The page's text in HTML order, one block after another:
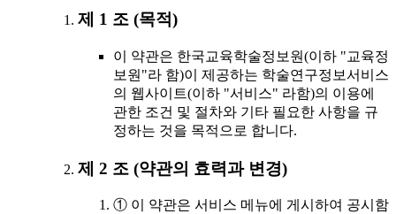
제 1 조 (목적)
이 약관은 한국교육학술정보원(이하 "교육정
보원"라 함)이 제공하는 학술연구정보서비스
의 웹사이트(이하 "서비스" 라함)의 이용에
관한 조건 및 절차와 기타 필요한 사항을 규
정하는 것을 목적으로 합니다.
제 2 조 (약관의 효력과 변경)
① 이 약관은 서비스 메뉴에 게시하여 공시함